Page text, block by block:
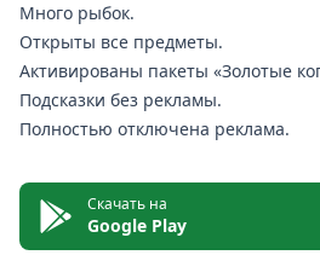
Много рыбок.
Открыты все предметы.
Активированы пакеты «Золотые
Подсказки без рекламы.
Полностью отключена реклама.
Скачать на
Google Play